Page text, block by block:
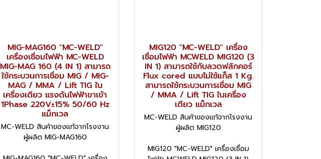
MIG-MAG160 "MC-WELD"
เครื่องเชื่อมไฟฟ้า MC-WELD
MIG-MAG 160 (4 IN 1) สามารถ
ใช้กระบวนการเชื่อม MIG / MIG-
MAG / MMA / Lift TIG ใน
เครื่องเดียว แรงดันไฟฟ้าขาเข้า
1Phase 220V±15% 50/60 Hz
แม็กเวล
MC-WELD สินค้าของแท้จากโรงงาน
ผู้ผลิต MIG-MAG160
MIG120 "MC-WELD" เครื่อง
เชื่อมไฟฟ้า MCWELD MIG120 (3
IN 1) สามารถใช้กับลวดฟลักคอร์
Flux cored แบบไม่ใช้แก็ส 1 Kg.
สามารถใช้กระบวนการเชื่อม MIG
/ MMA / Lift TIG ในเครื่อง
เดียว แม็กเวล
MC-WELD สินค้าของแท้จากโรงงาน
ผู้ผลิต MIG120
MIG120 "MC-WELD" เครื่องเชื่อม